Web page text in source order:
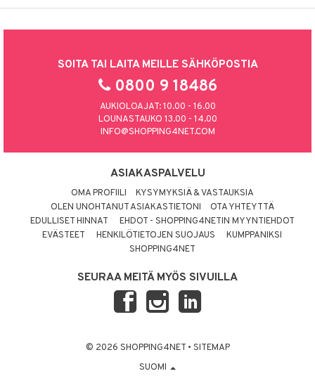
SOITA TAI LAITA MEILLE SÄHKÖPOSTIA
0800 9 18486
AUKIOLOAJAT: 10.00 - 16.00
LOUNASTAUKO 13.00 - 14.00
INFO@SHOPPING4NET.COM
ASIAKASPALVELU
OMA PROFIILI
KYSYMYKSIÄ & VASTAUKSIA
OLEN UNOHTANUT ASIAKASTIETONI
OTA YHTEYTTÄ
EDULLISET HINNAT
EHDOT - SHOPPING4NETIN MYYNTIEHDOT
EVÄSTEET
HENKILÖTIETOJEN SUOJAUS
KUMPPANIKSI
SHOPPING4NET
SEURAA MEITÄ MYÖS SIVUILLA
© 2026 SHOPPING4NET • SITEMAP
SUOMI